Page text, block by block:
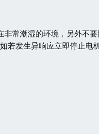
非常潮湿的环境，另外不
若发生异响应立即停止电